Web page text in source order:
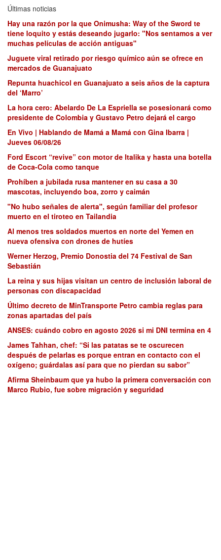
Últimas noticias
Hay una razón por la que Onimusha: Way of the Sword te
tiene loquito y estás deseando jugarlo: "Nos sentamos a ver
muchas películas de acción antiguas"
Juguete viral retirado por riesgo químico aún se ofrece en
mercados de Guanajuato
Repunta huachicol en Guanajuato a seis años de la captura
del ‘Marro’
La hora cero: Abelardo De La Espriella se posesionará como
presidente de Colombia y Gustavo Petro dejará el cargo
En Vivo | Hablando de Mamá a Mamá con Gina Ibarra |
Jueves 06/08/26
Ford Escort “revive” con motor de Italika y hasta una botella
de Coca-Cola como tanque
Prohíben a jubilada rusa mantener en su casa a 30
mascotas, incluyendo boa, zorro y caimán
"No hubo señales de alerta", según familiar del profesor
muerto en el tiroteo en Tailandia
Al menos tres soldados muertos en norte del Yemen en
nueva ofensiva con drones de hutíes
Werner Herzog, Premio Donostia del 74 Festival de San
Sebastián
La reina y sus hijas visitan un centro de inclusión laboral de
personas con discapacidad
Último decreto de MinTransporte Petro cambia reglas para
zonas apartadas del país
ANSES: cuándo cobro en agosto 2026 si mi DNI termina en 4
James Tahhan, chef: “Si las patatas se te oscurecen
después de pelarlas es porque entran en contacto con el
oxígeno; guárdalas así para que no pierdan su sabor”
Afirma Sheinbaum que ya hubo la primera conversación con
Marco Rubio, fue sobre migración y seguridad